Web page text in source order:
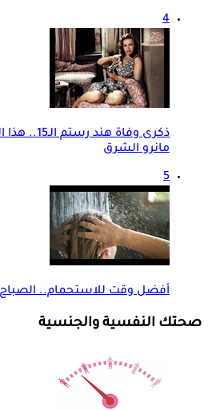
4
ذكرى وفاة
مانرو الشرق
5
أفضل وقت للاستحمام.. الصباح
صحتك النفسية والجنسية